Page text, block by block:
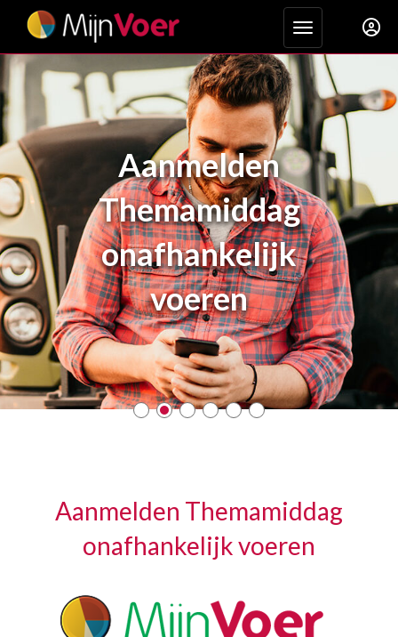
Toggle
Aanmelden
Themamiddag
onafhankelijk
voeren
Aanmelden Themamiddag
onafhankelijk voeren